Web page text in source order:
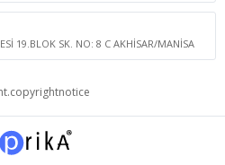
19.BLOK SK. NO: 8 C AKHİSAR/MANİSA